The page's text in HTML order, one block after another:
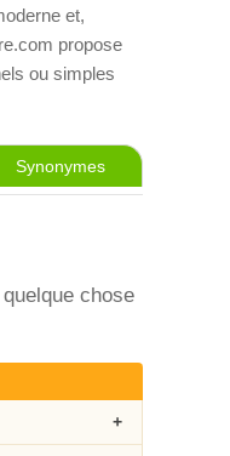
et,
propose
ou simples
Synonymes
chose